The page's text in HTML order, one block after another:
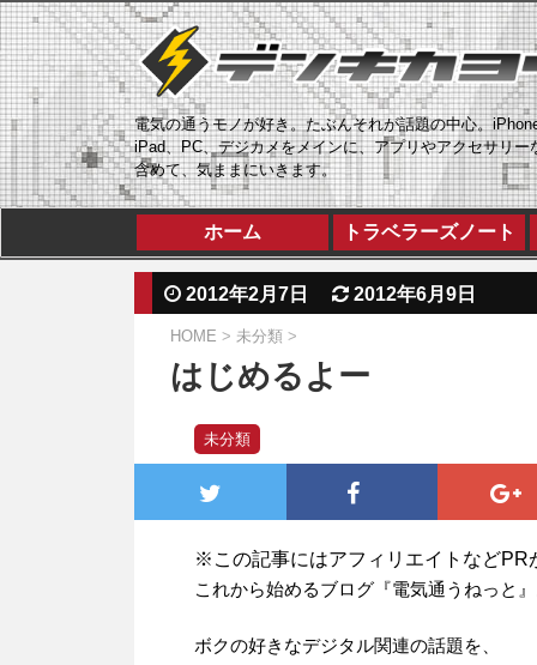
電気の通うモノが好き。たぶんそれが話題の中心。
iPad、PC、デジカメをメインに、アプリやアクセサリー
含めて、気ままにいきます。
ホーム トラベラーズノート
2012年2月7日 2012年6月9日
HOME > 未分類 >
はじめるよー
未分類
※この記事にはアフィリエイトなどPR
これから始めるブログ『電気通うねっと』
ボクの好きなデジタル関連の話題を、